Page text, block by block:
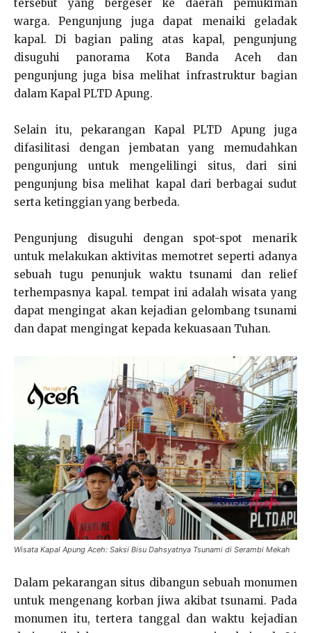
tersebut yang bergeser ke daerah pemukiman
warga. Pengunjung juga dapat menaiki geladak
kapal. Di bagian paling atas kapal, pengunjung
disuguhi panorama Kota Banda Aceh dan
pengunjung juga bisa melihat infrastruktur bagian
dalam Kapal PLTD Apung.
Selain itu, pekarangan Kapal PLTD Apung juga
difasilitasi dengan jembatan yang memudahkan
pengunjung untuk mengelilingi situs, dari sini
pengunjung bisa melihat kapal dari berbagai sudut
serta ketinggian yang berbeda.
Pengunjung disuguhi dengan spot-spot menarik
untuk melakukan aktivitas memotret seperti adanya
sebuah tugu penunjuk waktu tsunami dan relief
terhempasnya kapal. tempat ini adalah wisata yang
dapat mengingat akan kejadian gelombang tsunami
dan dapat mengingat kepada kekuasaan Tuhan.
Wisata Kapal Apung Aceh: Saksi Bisu Dahsyatnya Tsunami di Serambi Mekah
Dalam pekarangan situs dibangun sebuah monumen
untuk mengenang korban jiwa akibat tsunami. Pada
monumen itu, tertera tanggal dan waktu kejadian